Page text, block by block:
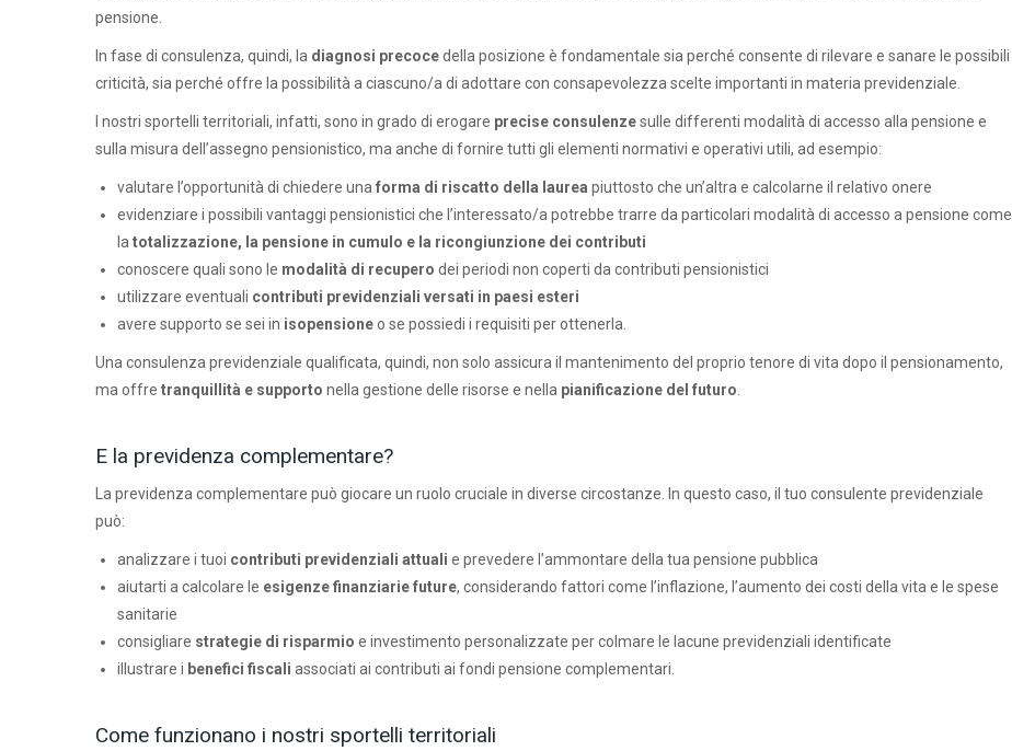
pensione.
In fase di consulenza, quindi, la diagnosi precocedella posizione è fondamentale sia perché consente di rilevare e sanare le possibili
criticità, sia perché offre la possibilità a ciascuno/a di adottare con consapevolezza scelte importanti in materia previdenziale.
I nostri sportelli territoriali, infatti, sono in grado di erogare precise consulenzesulle differenti modalità di accesso alla pensione e
sulla misura dell’assegno pensionistico, ma anche di fornire tutti gli elementi normativi e operativi utili, ad esempio:
valutare l’opportunità di chiedere una forma di riscatto della laurea piuttosto che un’altra e calcolarne il relativo onere
evidenziare i possibili vantaggi pensionistici che l’interessato/a potrebbe trarre da particolari modalità di accesso a pensione come
la totalizzazione, la pensione in cumulo e la ricongiunzione dei contributi
conoscere quali sono le modalità di recupero dei periodi non coperti da contributi pensionistici
utilizzare eventuali contributi previdenziali versati in paesi esteri
avere supporto se sei in isopensioneo se possiedi i requisiti per ottenerla.
Una consulenza previdenziale qualificata, quindi, non solo assicura il mantenimento del proprio tenore di vita dopo il pensionamento,
ma offre tranquillità e supporto nella gestione delle risorse e nella pianificazione del futuro
E la previdenza complementare?
La previdenza complementare può giocare un ruolo cruciale in diverse circostanze. In questo caso, il tuo consulente previdenziale
può:
analizzare i tuoi contributi previdenziali attuali e prevedere l’ammontare della tua pensione pubblica
aiutarti a calcolare le esigenze finanziarie future, considerando fattori come l’inflazione, l’aumento dei costi della vita e le spese
sanitarie
consigliare strategie di risparmio e investimento personalizzate per colmare le lacune previdenziali identificate
illustrare i benefici fiscali associati ai contributi ai fondi pensione complementari.
Come funzionano i nostri sportelli territoriali